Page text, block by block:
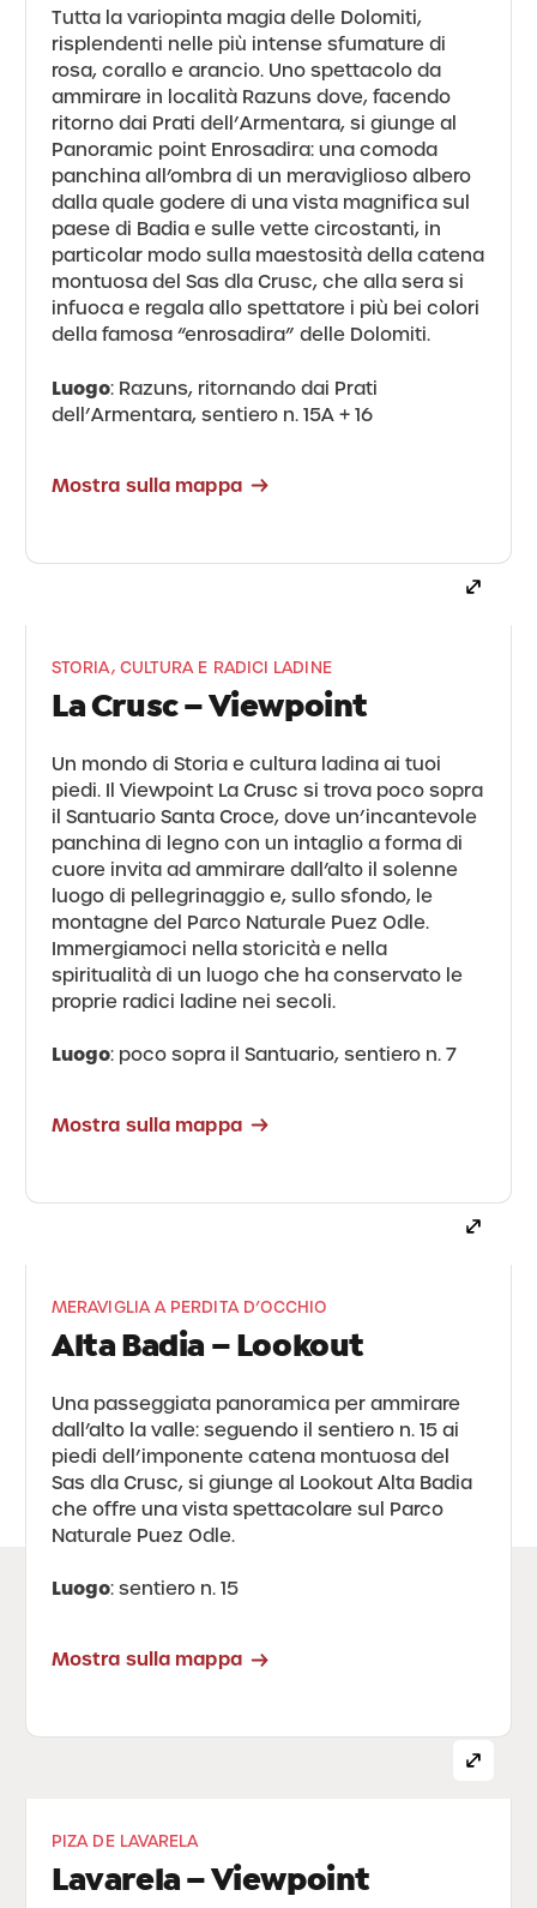
Tutta la variopinta magia delle Dolomiti,
risplendenti nelle più intense sfumature di
rosa, corallo e arancio. Uno spettacolo da
ammirare in località Razuns dove, facendo
ritorno dai Prati dell’Armentara, si giunge al
Panoramic point Enrosadira: una comoda
panchina all’ombra di un meraviglioso albero
dalla quale godere di una vista magnifica sul
paese di Badia e sulle vette circostanti, in
particolar modo sulla maestosità della catena
montuosa del Sas dla Crusc, che alla sera si
infuoca e regala allo spettatore i più bei colori
della famosa “enrosadira” delle Dolomiti.
Luogo: Razuns, ritornando dai Prati
dell’Armentara, sentiero n. 15A + 16
Mostra sulla mappa
STORIA, CULTURA E RADICI LADINE
La Crusc – Viewpoint
Un mondo di Storia e cultura ladina ai tuoi
piedi. Il Viewpoint La Crusc si trova poco sopra
il Santuario Santa Croce, dove un’incantevole
panchina di legno con un intaglio a forma di
cuore invita ad ammirare dall’alto il solenne
luogo di pellegrinaggio e, sullo sfondo, le
montagne del Parco Naturale Puez Odle.
Immergiamoci nella storicità e nella
spiritualità di un luogo che ha conservato le
proprie radici ladine nei secoli.
Luogo: poco sopra il Santuario, sentiero n. 7
Mostra sulla mappa
MERAVIGLIA A PERDITA D’OCCHIO
Alta Badia – Lookout
Una passeggiata panoramica per ammirare
dall’alto la valle: seguendo il sentiero n. 15 ai
piedi dell’imponente catena montuosa del
Sas dla Crusc, si giunge al Lookout Alta Badia
che offre una vista spettacolare sul Parco
Naturale Puez Odle.
Luogo: sentiero n. 15
Mostra sulla mappa
PIZA DE LAVARELA
Lavarela – Viewpoint